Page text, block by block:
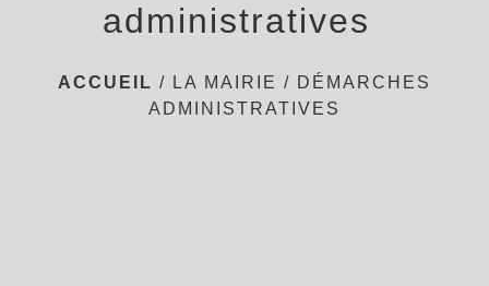
administratives
ACCUEIL / LA MAIRIE / DÉMARCHES
ADMINISTRATIVES